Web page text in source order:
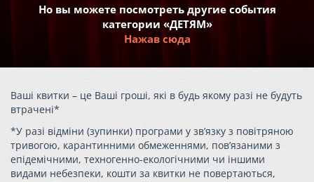
Но вы можете посмотреть другие события
категории «ДЕТЯМ»
Нажав сюда
Ваші квитки – це Ваші гроші, які в будь якому разі не будуть
втрачені*
*У разі відміни (зупинки) програми у зв’язку з повітряною
тривогою, карантинними обмеженнями, пов’язаними з
епідемічними, техногенно-екологічними чи іншими
видами небезпеки, кошти за квитки не повертаються,